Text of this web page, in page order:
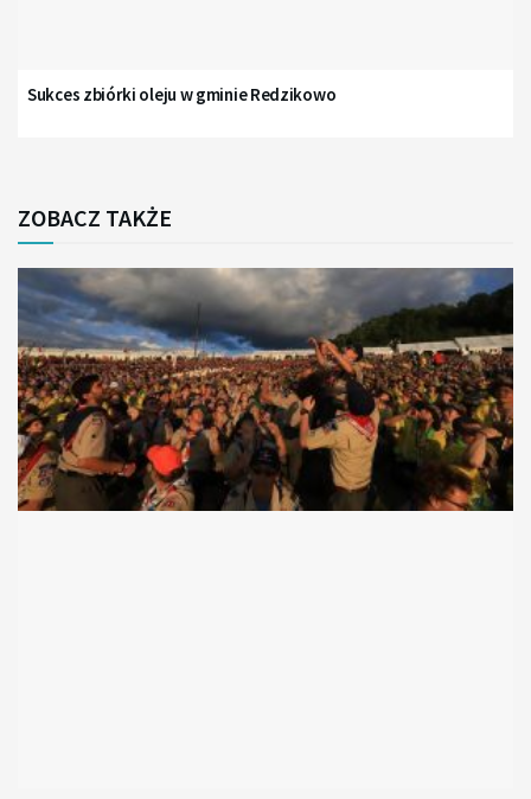
Sukces zbiórki oleju w gminie Redzikowo
ZOBACZ TAKŻE